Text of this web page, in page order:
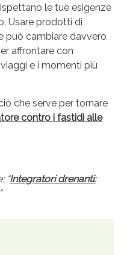
le tue esigenze
Usare prodotti di
può cambiare davvero
affrontare con
e i momenti più
che serve per tornare
contro i fastidi alle
“Integratori drenanti: